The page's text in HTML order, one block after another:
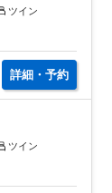
ツイン
詳細・予約
ツイン